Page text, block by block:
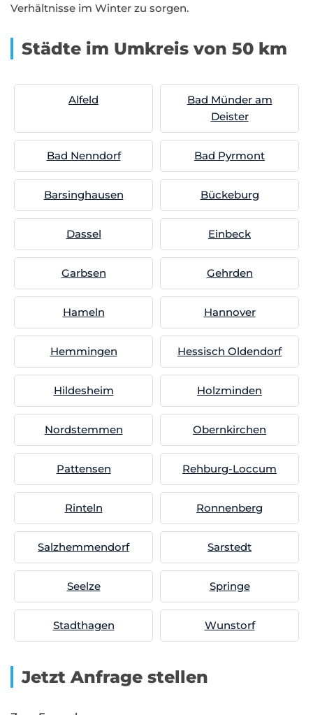
Verhältnisse im Winter zu sorgen.
Städte im Umkreis von 50 km
Alfeld
Bad Münder am
Deister
Bad Nenndorf Bad Pyrmont
Barsinghausen Bückeburg
Dassel Einbeck
Garbsen Gehrden
Hameln Hannover
Hemmingen Hessisch Oldendorf
Hildesheim Holzminden
Nordstemmen Obernkirchen
Pattensen Rehburg-Loccum
Rinteln Ronnenberg
Salzhemmendorf Sarstedt
Seelze Springe
Stadthagen Wunstorf
Jetzt Anfrage stellen